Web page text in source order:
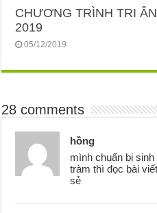
CHƯƠNG TRÌNH TRI
2019
05/12/2019
28 comments
hồng
mình chuẩn bị
tràm thì đọc bài
sẻ